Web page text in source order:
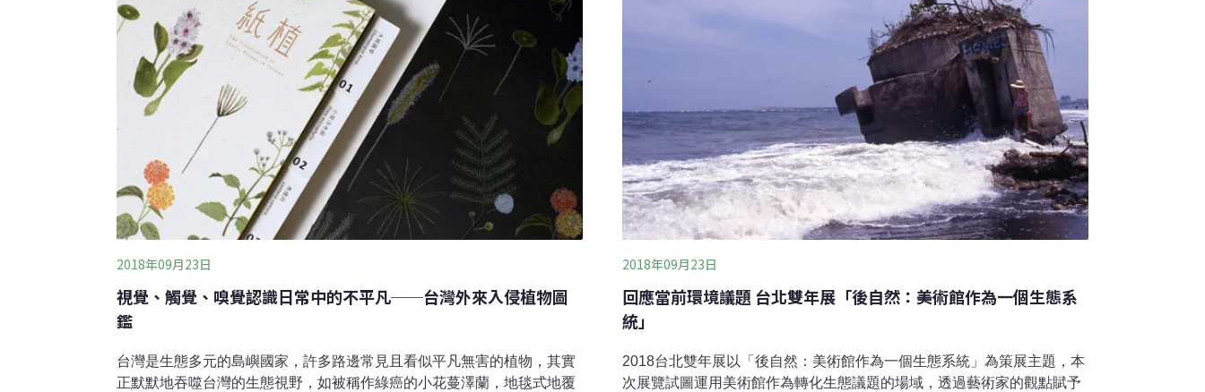
走訪位處東京近郊的農友，藉由動
2018年09月23日
視覺、觸覺、嗅覺認識日常中的不平凡──台灣外來入侵植物圖
鑑
台灣是生態多元的島嶼國家，許多路邊常見且看似平凡無害的植物，其實
正默默地吞噬台灣的生態視野，如被稱作綠癌的小花蔓澤蘭，地毯式地覆
2018年09月23日
回應當前環境議題 台北雙年展「後自然：美術館作為一個生態系
統」
2018台北雙年展以「後自然：美術館作為一個生態系統」為策展主題，本
次展覽試圖運用美術館作為轉化生態議題的場域，透過藝術家的觀點賦予